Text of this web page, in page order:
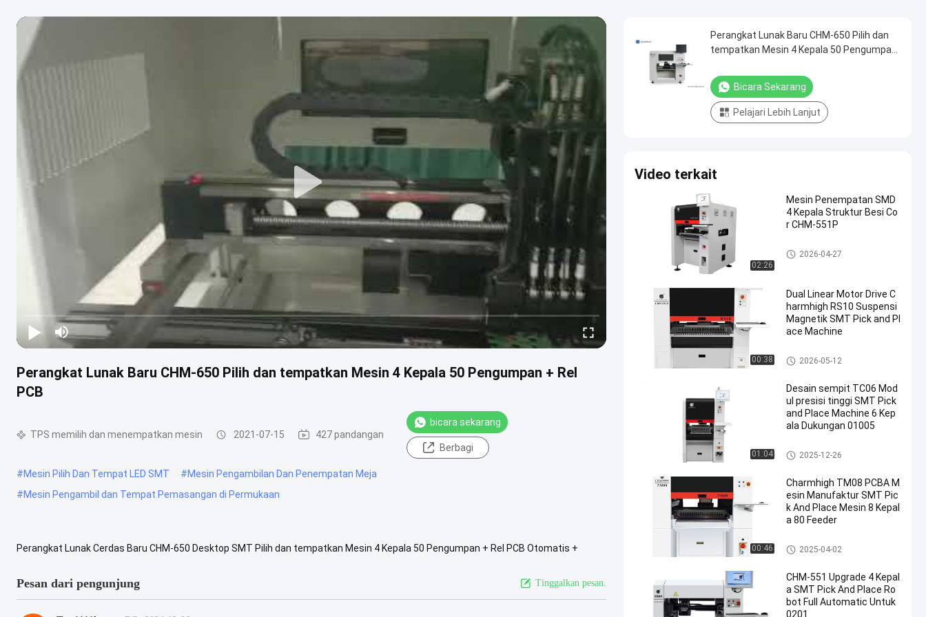
Perangkat Lunak Baru CHM-650 Pilih dan tempatkan Mesin 4 Kepala 50 Pengumpan + Rel
PCB
TPS memilih dan menempatkan mesin 2021-07-15 427 pandangan
bicara sekarang
Berbagi
#Mesin Pilih Dan Tempat LED SMT #Mesin Pengambilan Dan Penempatan Meja
#Mesin Pengambil dan Tempat Pemasangan di Permukaan
Perangkat Lunak Cerdas Baru CHM-650 Desktop SMT Pilih dan tempatkan Mesin 4 Kepala 50 Pengumpan + Rel PCB Otomatis +
Pesan dari pengunjung Tinggalkan pesan.
Perangkat Lunak Baru CHM-650 Pilih dan
tempatkan Mesin 4 Kepala 50 Pengumpan
Bicara Sekarang
Pelajari Lebih Lanjut
Video terkait
02:26
Mesin Penempatan SMD
4 Kepala Struktur Besi Co
r CHM-551P
TPS memilih dan menempatk
an mesin
2026-04-27
00:38
Dual Linear Motor Drive C
harmhigh RS10 Suspensi
Magnetik SMT Pick and Pl
ace Machine
TPS memilih dan menempatk
an mesin
2026-05-12
01:04
Desain sempit TC06 Mod
ul presisi tinggi SMT Pick
and Place Machine 6 Kep
ala Dukungan 01005
TPS memilih dan menempatk
an mesin
2025-12-26
00:46
Charmhigh TM08 PCBA M
esin Manufaktur SMT Pic
k And Place Mesin 8 Kepal
a 80 Feeder
TPS memilih dan menempatk
an mesin
2025-04-02
CHM-551 Upgrade 4 Kepal
a SMT Pick And Place Ro
bot Full Automatic Untuk
0201